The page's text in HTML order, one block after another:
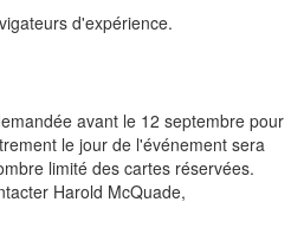
d'expérience.
avant le 12 septembre pour
le jour de l'événement sera
limité des cartes réservées.
Harold McQuade,